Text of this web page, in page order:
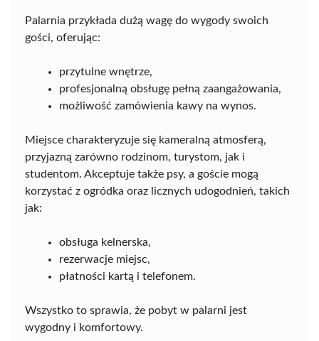
Palarnia przykłada dużą wagę do wygody swoich
gości, oferując:
przytulne wnętrze,
profesjonalną obsługę pełną zaangażowania,
możliwość zamówienia kawy na wynos.
Miejsce charakteryzuje się kameralną atmosferą,
przyjazną zarówno rodzinom, turystom, jak i
studentom. Akceptuje także psy, a goście mogą
korzystać z ogródka oraz licznych udogodnień, takich
jak:
obsługa kelnerska,
rezerwacje miejsc,
płatności kartą i telefonem.
Wszystko to sprawia, że pobyt w palarni jest
wygodny i komfortowy.